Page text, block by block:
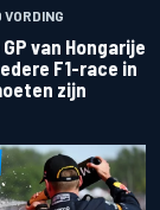
VORDING
van Hongarije
F1-race in
zijn